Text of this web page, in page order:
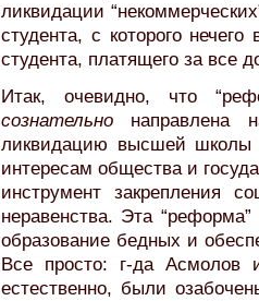
ликвидации
студента, с которого
студента, платящего за все
Итак, очевидно, что
сознательно направлена
ликвидацию высшей школы
интересам общества и
инструмент закрепления
неравенства. Эта
образование бедных и
Все просто: г-да
естественно, были